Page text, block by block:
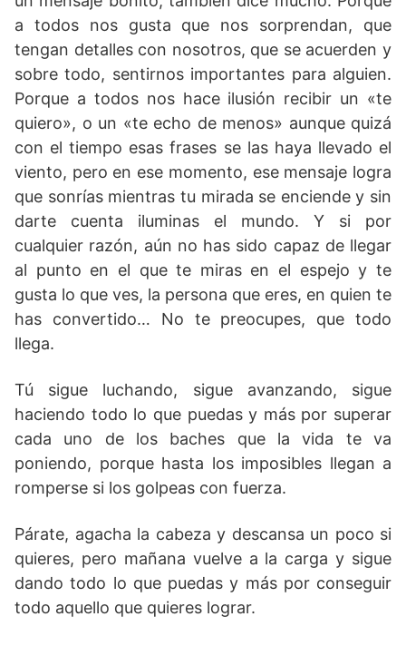
a todos nos gusta que nos sorprendan, que
tengan detalles con nosotros, que se acuerden y
sobre todo, sentirnos importantes para alguien.
Porque a todos nos hace ilusión recibir un «te
quiero», o un «te echo de menos» aunque quizá
con el tiempo esas frases se las haya llevado el
viento, pero en ese momento, ese mensaje logra
que sonrías mientras tu mirada se enciende y sin
darte cuenta iluminas el mundo. Y si por
cualquier razón, aún no has sido capaz de llegar
al punto en el que te miras en el espejo y te
gusta lo que ves, la persona que eres, en quien te
has convertido… No te preocupes, que todo
llega.
Tú sigue luchando, sigue avanzando, sigue
haciendo todo lo que puedas y más por superar
cada uno de los baches que la vida te va
poniendo, porque hasta los imposibles llegan a
romperse si los golpeas con fuerza.
Párate, agacha la cabeza y descansa un poco si
quieres, pero mañana vuelve a la carga y sigue
dando todo lo que puedas y más por conseguir
todo aquello que quieres lograr.